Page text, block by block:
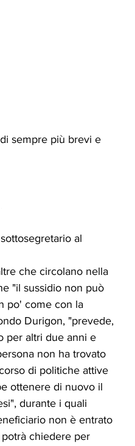
sempre più brevi e
al
che circolano nella
"il sussidio non può
po' come con la
Durigon, "prevede,
per altri due anni e
non ha trovato
di politiche attive
ottenere di nuovo il
durante i quali
non è entrato
chiedere per